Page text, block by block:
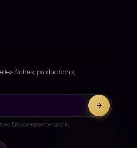
fiches, productions,
Désabonnement en un clic.